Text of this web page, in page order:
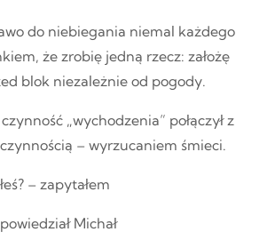
do niebiegania niemal każdego
że zrobię jedną rzecz: założę
blok niezależnie od pogody.
„wychodzenia” połączył z
– wyrzucaniem śmieci.
– zapytałem
Michał